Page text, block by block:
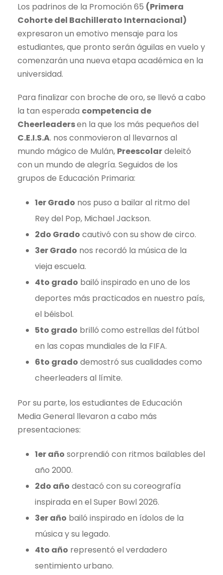
Los padrinos de la Promoción 65 (Primera
Cohorte del Bachillerato Internacional)
expresaron un emotivo mensaje para los
estudiantes, que pronto serán águilas en vuelo y
comenzarán una nueva etapa académica en la
universidad.
Para finalizar con broche de oro, se llevó a cabo
la tan esperada competencia de
Cheerleadersen la que los más pequeños del
C.E.I.S.A. nos conmovieron al llevarnos al
mundo mágico de Mulán, Preescolardeleitó
con un mundo de alegría. Seguidos de los
grupos de Educación Primaria:
1er Grado nos puso a bailar al ritmo del
Rey del Pop, Michael Jackson.
2do Grado cautivó con su show de circo.
3er Grado nos recordó la música de la
vieja escuela.
4to grado bailó inspirado en uno de los
deportes más practicados en nuestro país,
el béisbol.
5to grado brilló como estrellas del fútbol
en las copas mundiales de la FIFA.
6to grado demostró sus cualidades como
cheerleaders al límite.
Por su parte, los estudiantes de Educación
Media General llevaron a cabo más
presentaciones:
1er año sorprendió con ritmos bailables del
año 2000.
2do año destacó con su coreografía
inspirada en el Super Bowl 2026.
3er año bailó inspirado en ídolos de la
música y su legado.
4to año representó el verdadero
sentimiento urbano.